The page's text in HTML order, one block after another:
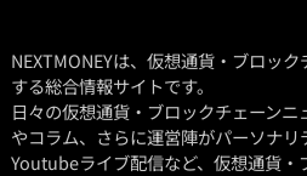
NEXTMONEYは、仮想通貨・ブロッ
する総合情報サイトです。
日々の仮想通貨・ブロックチェーン
やコラム、さらに運営陣がパーソナリ
Youtubeライブ配信など、仮想通貨・